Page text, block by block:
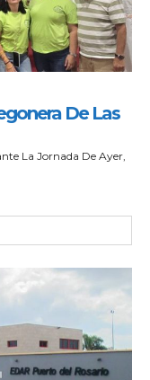
De Las
La Jornada De Ayer,